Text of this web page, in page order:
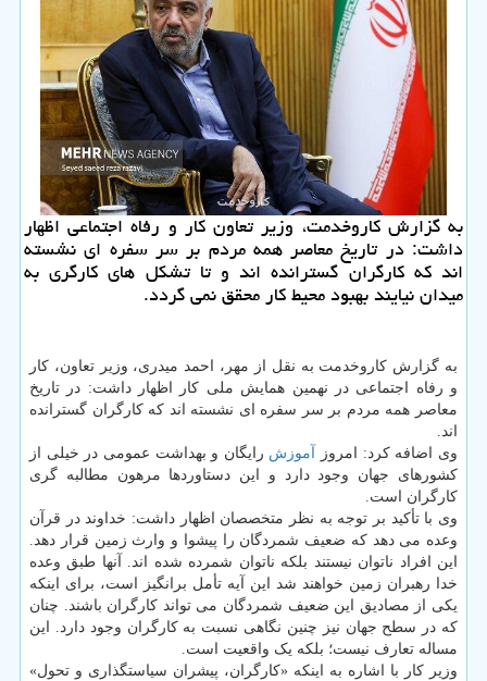
به گزارش کاروخدمت، وزیر تعاون کار و رفاه اجتماعی اظهار
داشت: در تاریخ معاصر همه مردم بر سر سفره ای نشسته
اند که کارگران گسترانده اند و تا تشکل های کارگری به
میدان نیایند بهبود محیط کار محقق نمی گردد.
به گزارش کاروخدمت به نقل از مهر، احمد میدری، وزیر تعاون، کار
و رفاه اجتماعی در نهمین همایش ملی کار اظهار داشت: در تاریخ
معاصر همه مردم بر سر سفره ای نشسته اند که کارگران گسترانده
اند.
وی اضافه کرد: امروز
آموزش رایگان و بهداشت عمومی در خیلی از
کشورهای جهان وجود دارد و این دستاوردها مرهون مطالبه گری
کارگران است.
وی با تأکید بر توجه به نظر متخصصان اظهار داشت: خداوند در قرآن
وعده می دهد که ضعیف شمردگان را پیشوا و وارث زمین قرار دهد.
این افراد ناتوان نیستند بلکه ناتوان شمرده شده اند. آنها طبق وعده
خدا رهبران زمین خواهند شد این آیه تأمل برانگیز است، برای اینکه
یکی از مصادیق این ضعیف شمردگان می تواند کارگران باشند. چنان
که در سطح جهان نیز چنین نگاهی نسبت به کارگران وجود دارد. این
مساله تعارف نیست؛ بلکه یک واقعیت است.
وزیر کار با اشاره به اینکه «کارگران، پیشران سیاستگذاری و تحول»